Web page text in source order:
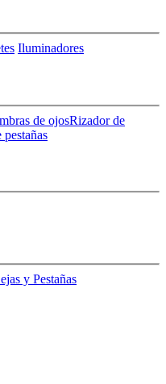
Iluminadores
de ojosRizador de
pestañas
y Pestañas